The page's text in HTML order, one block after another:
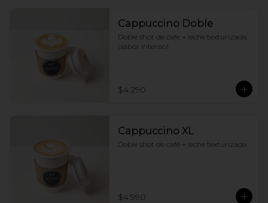
Cappuccino Doble
Doble shot de cafe + leche texturizada
(sabor intenso)
$4.290
Cappuccino XL
Doble shot de café + leche texturizada
$4.990